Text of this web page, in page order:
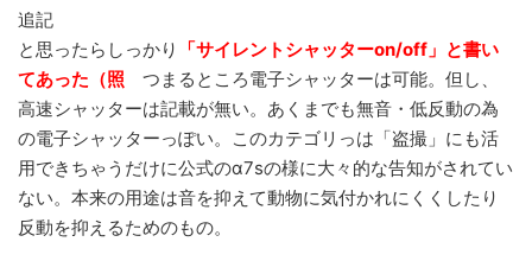
追記
と思ったらしっかり
「サイレントシャッターon/off」と書い
てあった（照 つまるところ電子シャッターは可能。但し、
高速シャッターは記載が無い。あくまでも無音・低反動の為
の電子シャッターっぽい。このカテゴリっは「盗撮」にも活
用できちゃうだけに公式のα7sの様に大々的な告知がされてい
ない。本来の用途は音を抑えて動物に気付かれにくくしたり
反動を抑えるためのもの。